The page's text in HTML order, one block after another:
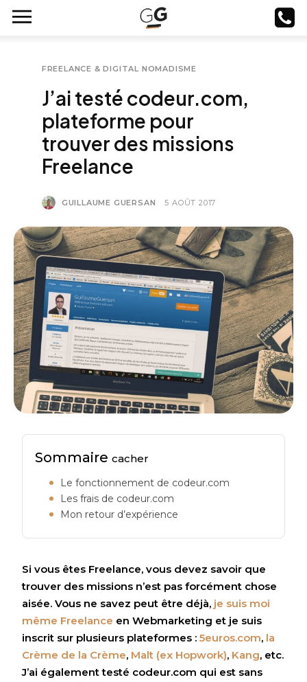
FREELANCE & DIGITAL NOMADISME
J’ai testé codeur.com,
plateforme pour
trouver des missions
Freelance
GUILLAUME GUERSAN 5 AOÛT 2017
Sommairecacher
Le fonctionnement de codeur.com
Les frais de codeur.com
Mon retour d’expérience
Si vous êtes Freelance, vous devez savoir que
trouver des missions n’est pas forcément chose
aisée. Vous ne savez peut être déjà, je suis moi
même Freelance en Webmarketing et je suis
inscrit sur plusieurs plateformes :5euros.com, la
Crème de la Crème, Malt (ex Hopwork), Kang, etc.
J’ai également testé codeur.com qui est sans